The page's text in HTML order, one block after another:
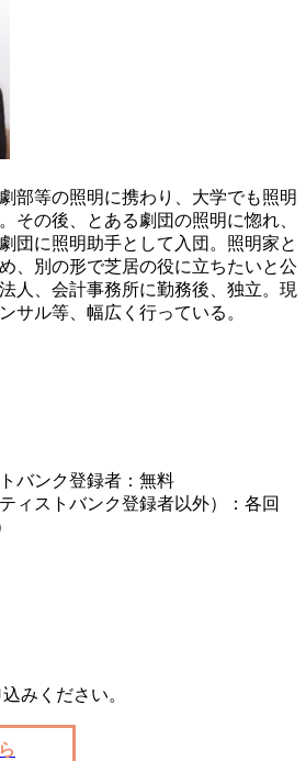
部等の照明に携わり、大学でも照明
その後、とある劇団の照明に惚れ、
団に照明助手として入団。照明家と
、別の形で芝居の役に立ちたいと公
人、会計事務所に勤務後、独立。現
サル等、幅広く行っている。
バンク登録者：無料
ィストバンク登録者以外）：各回
みください。